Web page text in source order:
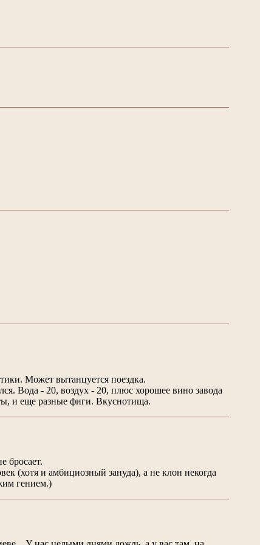
Может вытанцуется поездка.
Вода - 20, воздух - 20, плюс хорошее вино завода
и еще разные фиги. Вкуснотища.
бросает.
(хотя и амбициозный зануда), а не клон некогда
гением.)